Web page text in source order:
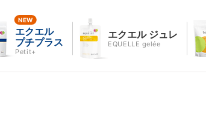
エクエル
プチプラス
Petit+
エクエル ジュレ
EQUELLE gelée